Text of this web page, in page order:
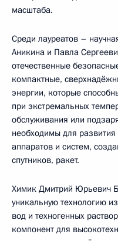
масштаба.
Среди лауреатов –
Аникина и Павла
отечественные
компактные,
энергии, которые
при экстремальных
обслуживания или
необходимы для
аппаратов и систем,
спутников, ракет.
Химик Дмитрий Юрьевич
уникальную технологию
вод и техногенных
компонент для